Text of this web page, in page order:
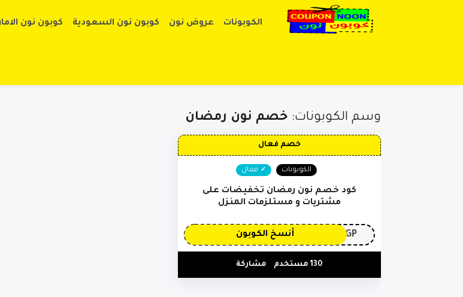
الكوبونات عروض نون كوبون نون السعودية كوبون نون
وسم الكوبونات: خصم نون رمضان
خصم فعال
الكوبونات فعال
كود خصم نون رمضان تخفيضات على
مشتريات و مستلزمات المنزل
3GP أنسخ الكوبون
130 مستخدم مشاركة